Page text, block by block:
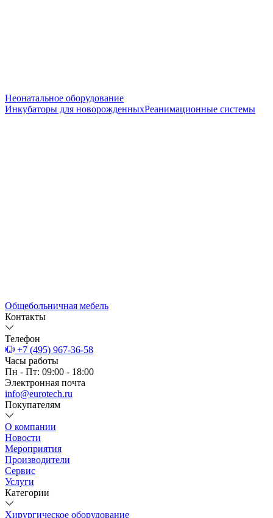
Неонатальное оборудование
Инкубаторы для новорожденныхРеанимационные системы
Общебольничная мебель
Контакты
Телефон
+7 (495) 967-36-58
Часы работы
Пн - Пт: 09:00 - 18:00
Электронная почта
info@eurotech.ru
Покупателям
О компании
Новости
Мероприятия
Производители
Сервис
Услуги
Категории
Хирургическое оборудование